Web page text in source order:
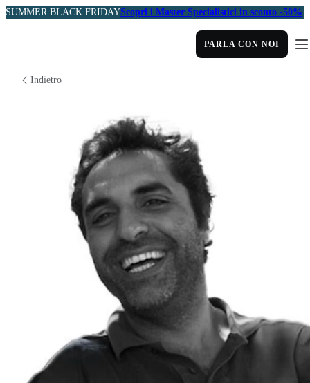
SUMMER BLACK FRIDAYScopri i Master Specialistici in sconto -50%
PARLA CON NOI
Indietro